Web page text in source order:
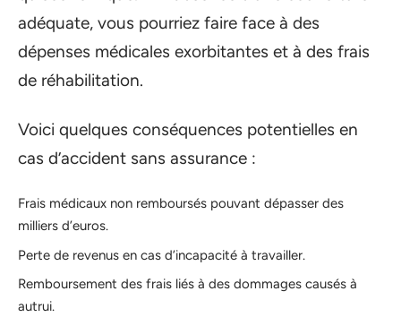
adéquate, vous pourriez faire face à des
dépenses médicales exorbitantes et à des frais
de réhabilitation.
Voici quelques conséquences potentielles en
cas d’accident sans assurance :
Frais médicaux non remboursés pouvant dépasser des
milliers d’euros.
Perte de revenus en cas d’incapacité à travailler.
Remboursement des frais liés à des dommages causés à
autrui.